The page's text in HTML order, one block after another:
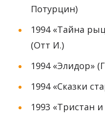
Потурцин)
1994 «Тайна
(Отт И.)
1994 «Элидор»
1994 «Сказки
1993 «Тристан